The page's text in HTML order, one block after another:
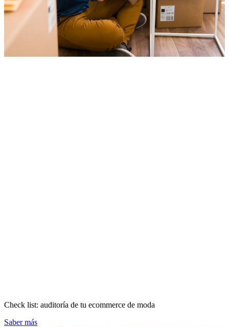
Check list: auditoría de tu ecommerce de moda
Saber más